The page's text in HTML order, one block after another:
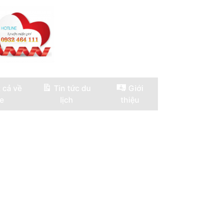
cả về
Tin tức du
lịch
Giới
thiệu